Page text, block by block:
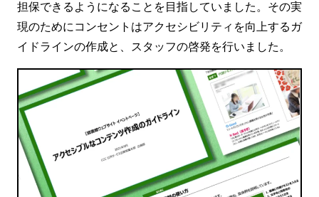
担保できるようになることを目指していました。その実
現のためにコンセントはアクセシビリティを向上するガ
イドラインの作成と、スタッフの啓発を行いました。